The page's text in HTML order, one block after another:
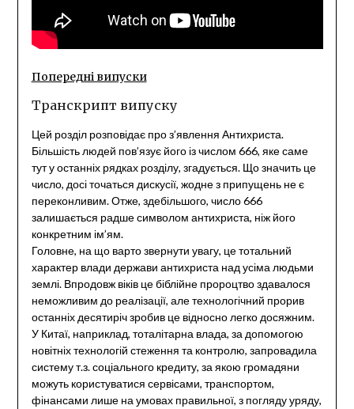
Попередні випуски
Транскрипт випуску
Цей розділ розповідає про з’явлення Антихриста.
Більшість людей пов’язує його із числом 666, яке саме
тут у останніх рядках розділу, згадується. Що значить це
число, досі точаться дискусії, жодне з припущень не є
переконливим. Отже, здебільшого, число 666
залишається радше символом антихриста, ніж його
конкретним ім’ям.
Головне, на що варто звернути увагу, це тотальний
характер влади держави антихриста над усіма людьми
землі. Впродовж віків це біблійне пророцтво здавалося
неможливим до реалізації, але технологічний прорив
останніх десятиріч зробив це відносно легко досяжним.
У Китаї, наприклад, тоталітарна влада, за допомогою
новітніх технологій стеження та контролю, запровадила
систему т.з. соціального кредиту, за якою громадяни
можуть користуватися сервісами, транспортом,
фінансами лише на умовах правильної, з погляду уряду,